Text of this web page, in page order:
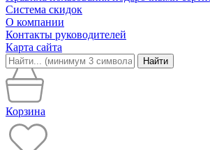
Система скидок
О компании
Контакты руководителей
Карта сайта
Найти
Корзина